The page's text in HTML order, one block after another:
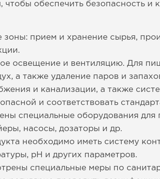
обеспечить безопасность и
прием и хранение сырья,
освещение и вентиляцию. Для
а также удаление паров и
и канализации, а также
и соответствовать
специальные оборудования для
насосы, дозаторы и др.
необходимо иметь систему
pH и других параметров.
специальные меры по